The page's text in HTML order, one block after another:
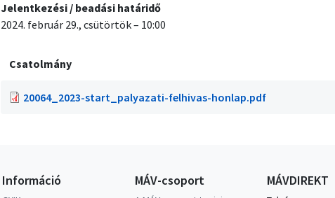
Jelentkezési / beadási határidő
2024. február 29., csütörtök – 10:00
Csatolmány
20064_2023-start_palyazati-felhivas-honlap.pdf
Információ MÁV-csoport MÁVDIREKT